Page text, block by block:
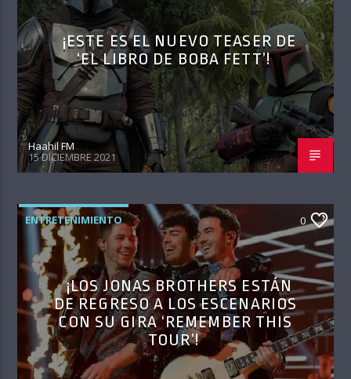
¡ESTE ES EL NUEVO TEASER DE
‘EL LIBRO DE BOBA FETT’!
Haahil FM
15 DICIEMBRE 2021
ENTRETENIMIENTO 0
¡LOS JONAS BROTHERS ESTÁN
DE REGRESO A LOS ESCENARIOS
CON SU GIRA ‘REMEMBER THIS
TOUR’!